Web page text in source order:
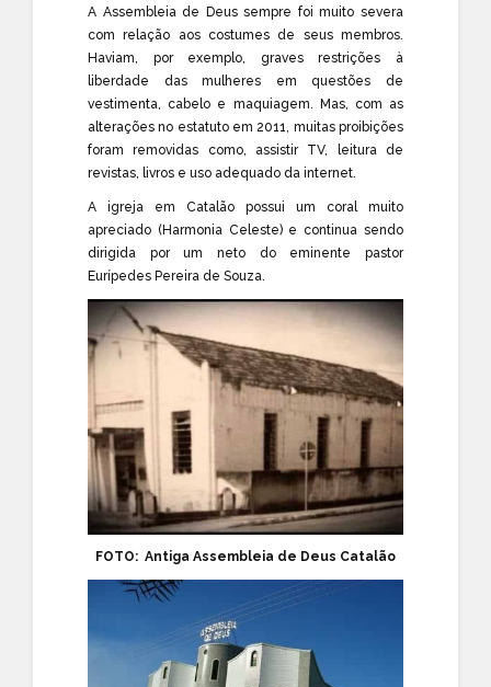
A Assembleia de Deus sempre foi muito severa
com relação aos costumes de seus membros.
Haviam, por exemplo, graves restrições à
liberdade das mulheres em questões de
vestimenta, cabelo e maquiagem. Mas, com as
alterações no estatuto em 2011, muitas proibições
foram removidas como, assistir TV, leitura de
revistas, livros e uso adequado da internet.
A igreja em Catalão possui um coral muito
apreciado (Harmonia Celeste) e continua sendo
dirigida por um neto do eminente pastor
Eurípedes Pereira de Souza.
FOTO: Antiga Assembleia de Deus Catalão